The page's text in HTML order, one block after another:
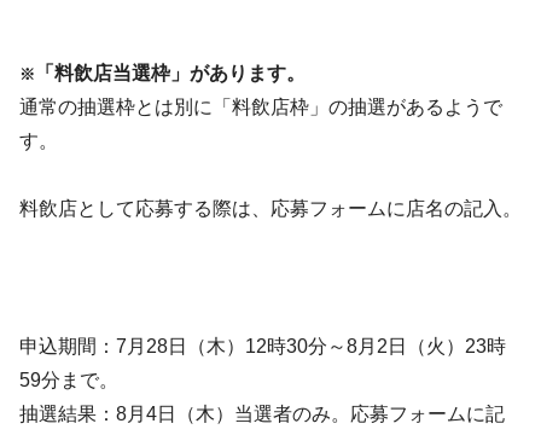
※
「料飲店当選枠」があります。
通常の抽選枠とは別に「料飲店枠」の抽選があるようで
す。
料飲店として応募する際は、応募フォームに店名の記入。
申込期間：7月28日（木）12時30分～8月2日（火）23時
59分まで。
抽選結果：8月4日（木）当選者のみ。応募フォームに記